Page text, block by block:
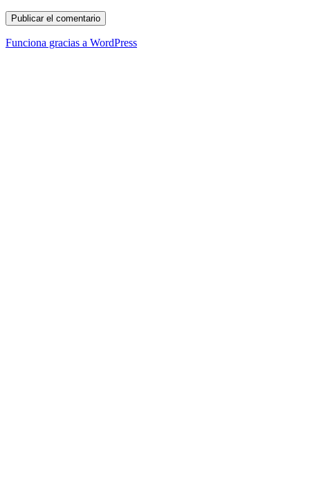
Funciona gracias a WordPress